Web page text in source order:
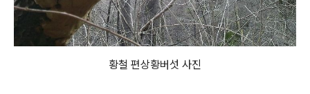
황철 편상황버섯 사진